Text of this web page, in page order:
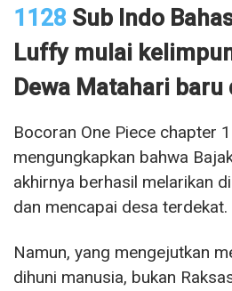
1128 Sub Indo
Luffy mulai
Dewa Matahari
Bocoran One Piece chapter
mengungkapkan bahwa
akhirnya berhasil melarikan
dan mencapai desa terdekat.
Namun, yang mengejutkan
dihuni manusia, bukan